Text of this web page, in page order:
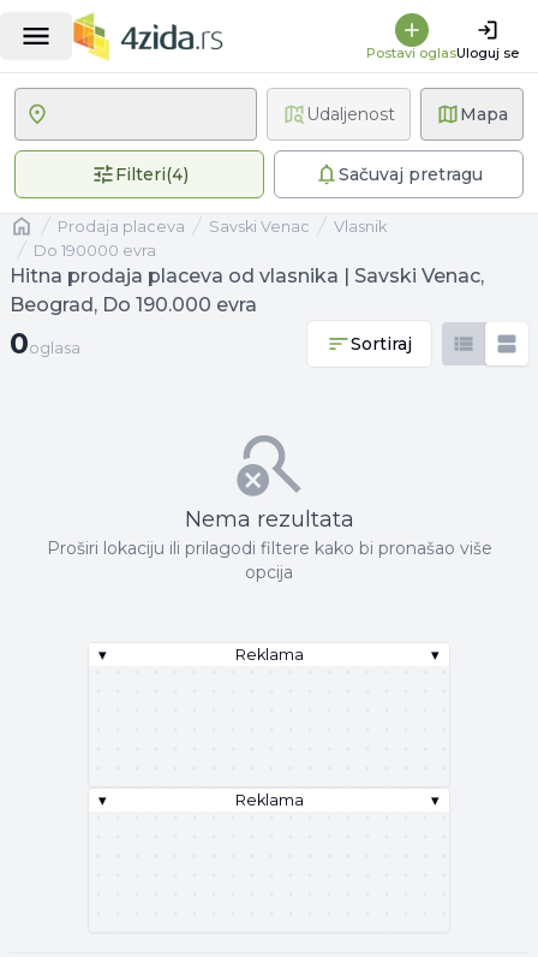
Postavi oglasUloguj se
Mapa
Filteri(4)4 primenjena filteraSačuvaj pretragu
Udaljenost
Naslovnaprodaja placeva Savski Venac
vlasnik
Do 190000 evra
Hitna prodaja placeva od vlasnika | Savski Venac,
Beograd, Do 190.000 evra
0 oglasa
0oglasa Sortiraj
Nema rezultata
Proširi lokaciju ili prilagodi filtere kako bi pronašao više
opcija
▾ Reklama ▾
▾ Reklama ▾